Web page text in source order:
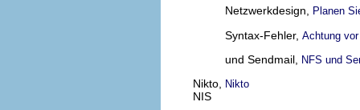
Netzwerkdesign, Planen
Syntax-Fehler, Achtung
und Sendmail, NFS und
Nikto, Nikto
NIS